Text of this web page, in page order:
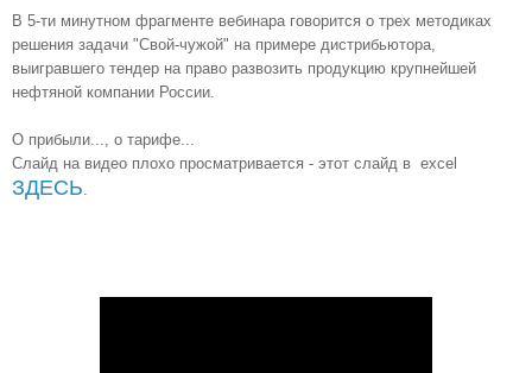
В 5-ти минутном фрагменте вебинара говорится о трех методиках
решения задачи "Свой-чужой" на примере дистрибьютора,
выигравшего тендер на право развозить продукцию крупнейшей
нефтяной компании России.
О прибыли..., о тарифе...
Слайд на видео плохо просматривается - этот слайд в excel
ЗДЕСЬ